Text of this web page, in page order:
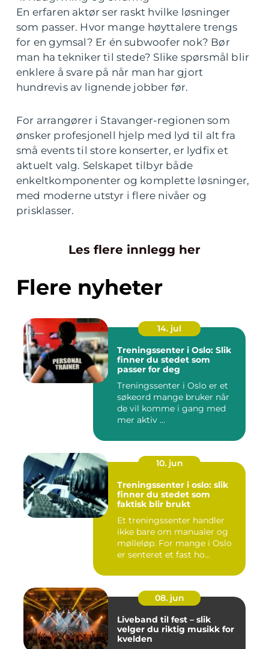
En erfaren aktør ser raskt hvilke løsninger
som passer. Hvor mange høyttalere trengs
for en gymsal? Er én subwoofer nok? Bør
man ha tekniker til stede? Slike spørsmål blir
enklere å svare på når man har gjort
hundrevis av lignende jobber før.
For arrangører i Stavanger-regionen som
ønsker profesjonell hjelp med lyd til alt fra
små events til store konserter, er lydfix et
aktuelt valg. Selskapet tilbyr både
enkeltkomponenter og komplette løsninger,
med moderne utstyr i flere nivåer og
prisklasser.
Les flere innlegg her
Flere nyheter
14. jul
Treningssenter i Oslo: Slik
finner du stedet som
passer for deg
Treningssenter i Oslo er et
søkeord mange bruker når
de vil komme i gang med
mer aktiv ...
10. jun
Treningssenter i oslo: slik
finner du stedet som
faktisk blir brukt
Et treningssenter handler
ikke bare om manualer og
mølleløp. For mange i Oslo
er senteret et fast ho...
08. jun
Liveband til fest – slik
velger du riktig musikk for
kvelden